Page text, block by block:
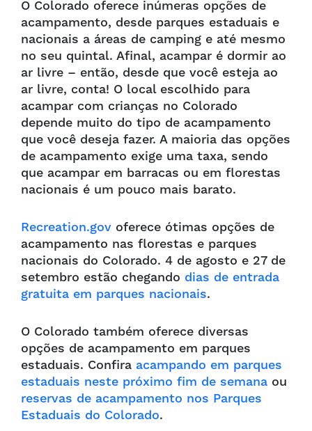
O Colorado oferece inúmeras opções de
acampamento, desde parques estaduais e
nacionais a áreas de camping e até mesmo
no seu quintal. Afinal, acampar é dormir ao
ar livre – então, desde que você esteja ao
ar livre, conta! O local escolhido para
acampar com crianças no Colorado
depende muito do tipo de acampamento
que você deseja fazer. A maioria das opções
de acampamento exige uma taxa, sendo
que acampar em barracas ou em florestas
nacionais é um pouco mais barato.
Recreation.gov oferece ótimas opções de
acampamento nas florestas e parques
nacionais do Colorado. 4 de agosto e 27 de
setembro estão chegando dias de entrada
gratuita em parques nacionais.
O Colorado também oferece diversas
opções de acampamento em parques
estaduais. Confira acampando em parques
estaduais neste próximo fim de semana ou
reservas de acampamento nos Parques
Estaduais do Colorado.